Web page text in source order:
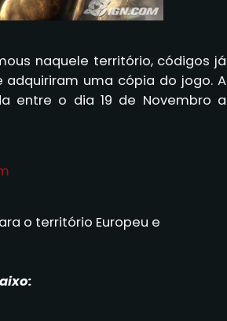
naquele território, códigos já
uma cópia do jogo. A
entre o dia 19 de Novembro a
o território Europeu e